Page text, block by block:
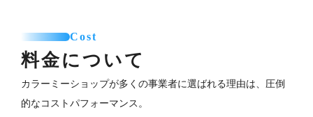
Cost
料金について
カラーミーショップが多くの事業者に選ばれる理由は、圧倒
的なコストパフォーマンス。